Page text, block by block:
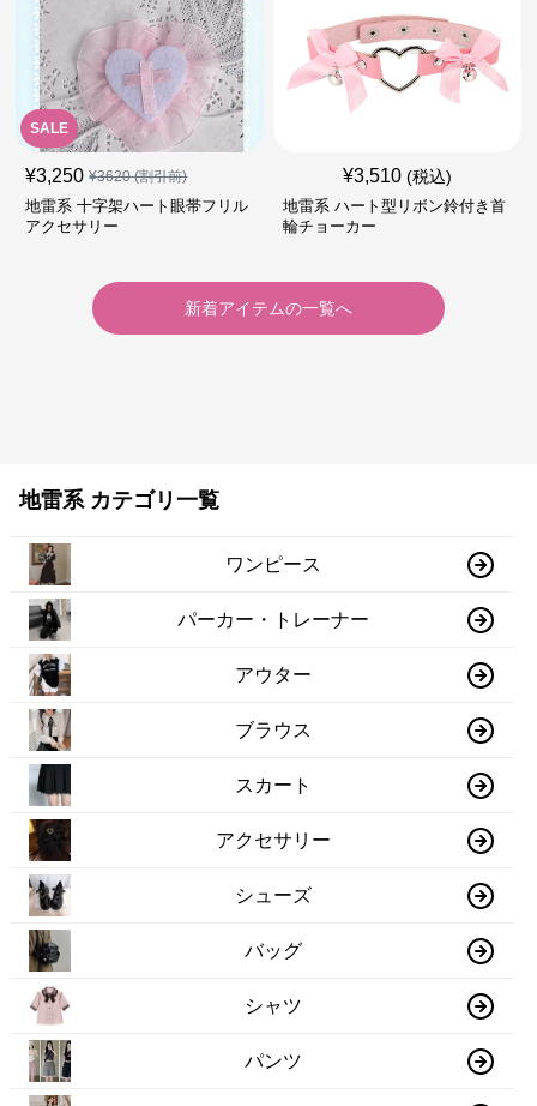
SALE
¥3,250 ¥3620(割引前)
地雷系 十字架ハート眼帯フリル
アクセサリー
¥3,510 (税込)
地雷系 ハート型リボン鈴付き首
輪チョーカー
新着アイテムの一覧へ
地雷系 カテゴリ一覧
ワンピース
パーカー・トレーナー
アウター
ブラウス
スカート
アクセサリー
シューズ
バッグ
シャツ
パンツ